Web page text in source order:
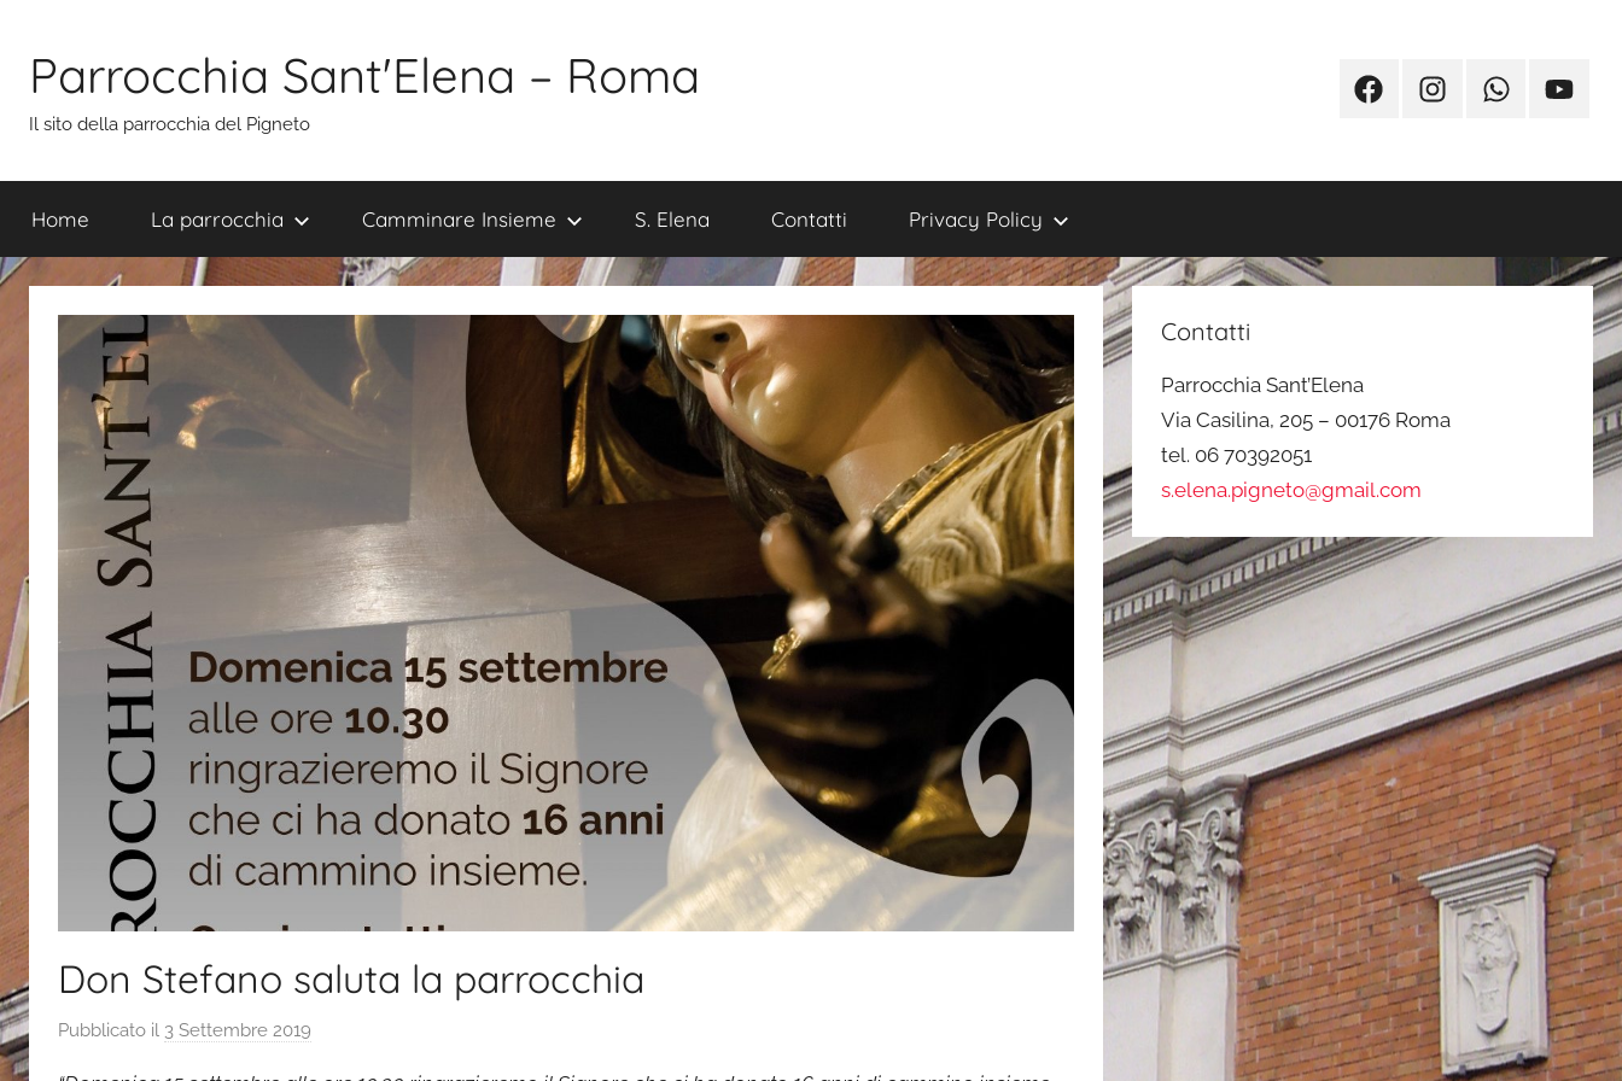
contenuto
Parrocchia Sant'Elena – Roma
Il sito della parrocchia del Pigneto
FacebookInstagramWhatsappYoutube
Home La parrocchia Camminare Insieme S. Elena Contatti Privacy Policy
Don Stefano saluta la parrocchia
Pubblicato il 3 Settembre 2019
Contatti
Parrocchia Sant’Elena
Via Casilina, 205 – 00176 Roma
tel. 06 70392051
s.elena.pigneto@gmail.com